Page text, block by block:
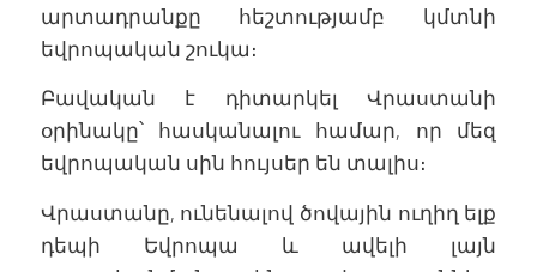
արտադրանքը հեշտությամբ կմտնի
եվրոպական շուկա։
Բավական է դիտարկել Վրաստանի
օրինակը՝ հասկանալու համար, որ մեզ
եվրոպական սին հույսեր են տալիս։
Վրաստանը, ունենալով ծովային ուղիղ ելք
դեպի Եվրոպա և ավելի լայն